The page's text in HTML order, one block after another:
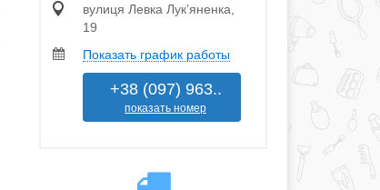
вулиця Левка Лукʼяненка,
19
Показать график работы
+38 (097) 963..
показать номер